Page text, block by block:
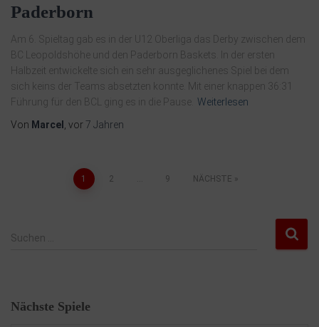
Paderborn
Am 6. Spieltag gab es in der U12 Oberliga das Derby zwischen dem
BC Leopoldshöhe und den Paderborn Baskets. In der ersten
Halbzeit entwickelte sich ein sehr ausgeglichenes Spiel bei dem
sich keins der Teams absetzten konnte. Mit einer knappen 36:31
Führung für den BCL ging es in die Pause. Weiterlesen
Von Marcel , vor 7 Jahren
1 2 9 NÄCHSTE
Suchen …
Nächste Spiele